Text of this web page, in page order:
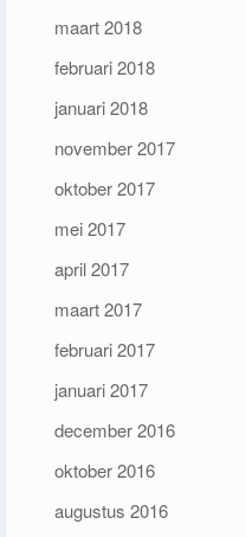
maart 2018
februari 2018
januari 2018
november 2017
oktober 2017
mei 2017
april 2017
maart 2017
februari 2017
januari 2017
december 2016
oktober 2016
augustus 2016